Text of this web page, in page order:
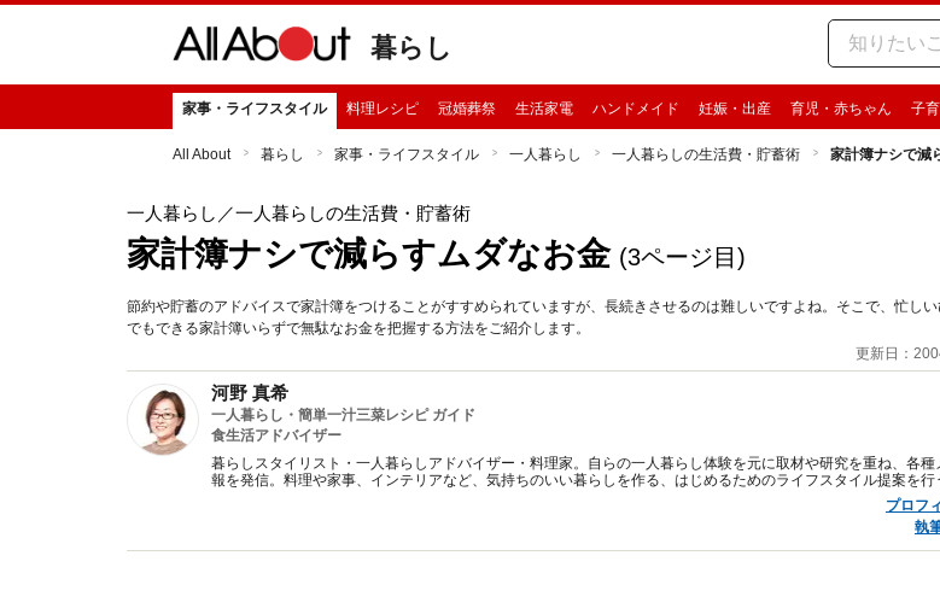
暮らし
家事・ライフスタイル 料理レシピ 冠婚葬祭 生活家電 ハンドメイド 妊娠・出産 育児・赤ちゃん 子
All About 暮らし 家事・ライフスタイル 一人暮らし 一人暮らしの生活費・貯蓄術 家計簿ナシで減
一人暮らし ／一人暮らしの生活費・貯蓄術
家計簿ナシで減らすムダなお金 (3ページ目)
節約や貯蓄のアドバイスで家計簿をつけることがすすめられていますが、長続きさせるのは難しいですよね。そこで、忙しい
でもできる家計簿いらずで無駄なお金を把握する方法をご紹介します。
更新日：
河野 真希
一人暮らし・簡単一汁三菜レシピ ガイド
食生活アドバイザー
暮らしスタイリスト・一人暮らしアドバイザー・料理家。自らの一人暮らし体験を元に取材や研究を重ね、各種
報を発信。料理や家事、インテリアなど、気持ちのいい暮らしを作る、はじめるためのライフスタイル提案を行
プロフ
執